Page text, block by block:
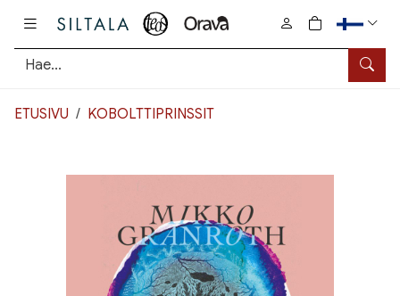
Hae
0
tuotetta
ETUSIVU KOBOLTTIPRINSSIT